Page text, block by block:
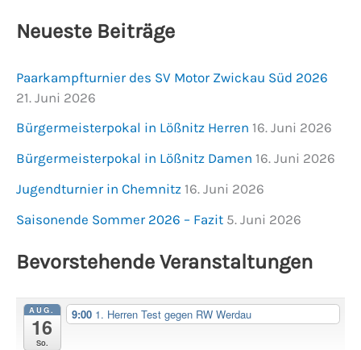
Neueste Beiträge
Paarkampfturnier des SV Motor Zwickau Süd 2026
21. Juni 2026
Bürgermeisterpokal in Lößnitz Herren 16. Juni 2026
Bürgermeisterpokal in Lößnitz Damen 16. Juni 2026
Jugendturnier in Chemnitz 16. Juni 2026
Saisonende Sommer 2026 – Fazit 5. Juni 2026
Bevorstehende Veranstaltungen
AUG.
16
So.
9:00 1. Herren Test gegen RW Werdau